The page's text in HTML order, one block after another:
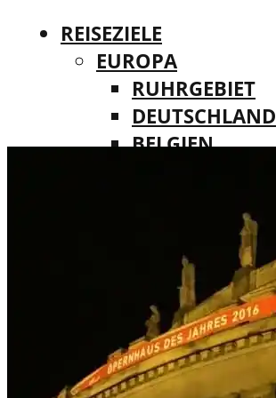
REISEZIELE
EUROPA
RUHRGEBIET
DEUTSCHLAND
BELGIEN
FRANKREICH
IRLAND
ITALIEN
LUXEMBURG
MALTA
NIEDERLANDE
ÖSTERREICH
RUHRGEBIET
DEUTSCHLAND
BELGIEN
DÄNEMARK
FINNLAND
FRANKREICH
IRLAND